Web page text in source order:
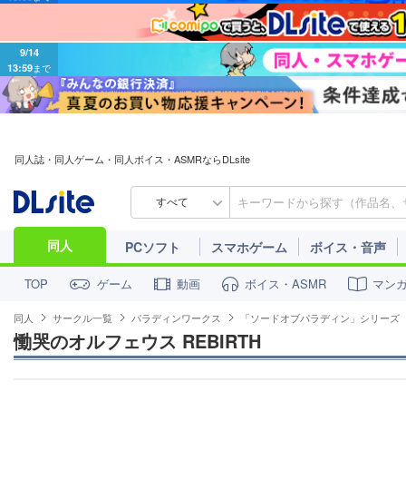
9/14
13:59 まで
同人誌・同人ゲーム・同人ボイス・ASMRならDLsite
すべて
同人 PCソフト スマホゲーム ボイス・音声
TOP ゲーム 動画 ボイス・ASMR マン
同人 サークル一覧 パラディンワークス 「ソードオブパラディン」シリーズ
慟哭のオルフェウス REBIRTH